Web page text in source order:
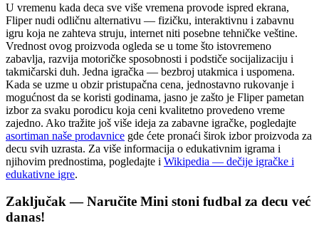
U vremenu kada deca sve više vremena provode ispred ekrana,
Fliper nudi odličnu alternativu — fizičku, interaktivnu i zabavnu
igru koja ne zahteva struju, internet niti posebne tehničke veštine.
Vrednost ovog proizvoda ogleda se u tome što istovremeno
zabavlja, razvija motoričke sposobnosti i podstiče socijalizaciju i
takmičarski duh. Jedna igračka — bezbroj utakmica i uspomena.
Kada se uzme u obzir pristupačna cena, jednostavno rukovanje i
mogućnost da se koristi godinama, jasno je zašto je Fliper pametan
izbor za svaku porodicu koja ceni kvalitetno provedeno vreme
zajedno. Ako tražite još više ideja za zabavne igračke, pogledajte
asortiman naše prodavnice gde ćete pronaći širok izbor proizvoda za
decu svih uzrasta. Za više informacija o edukativnim igrama i
njihovim prednostima, pogledajte i Wikipedia — dečije igračke i
edukativne igre.
Zaključak — Naručite Mini stoni fudbal za decu već
danas!